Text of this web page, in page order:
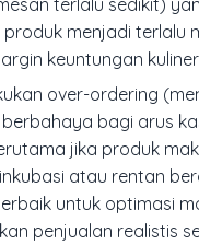
terlalu sedikit)
menjadi terlalu
keuntungan
over-ordering
bagi arus
jika produk
atau rentan
untuk optimasi
penjualan realistis